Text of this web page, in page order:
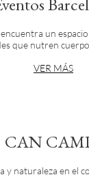
un
que nutren
VER MÁS
CAN
y naturaleza en el